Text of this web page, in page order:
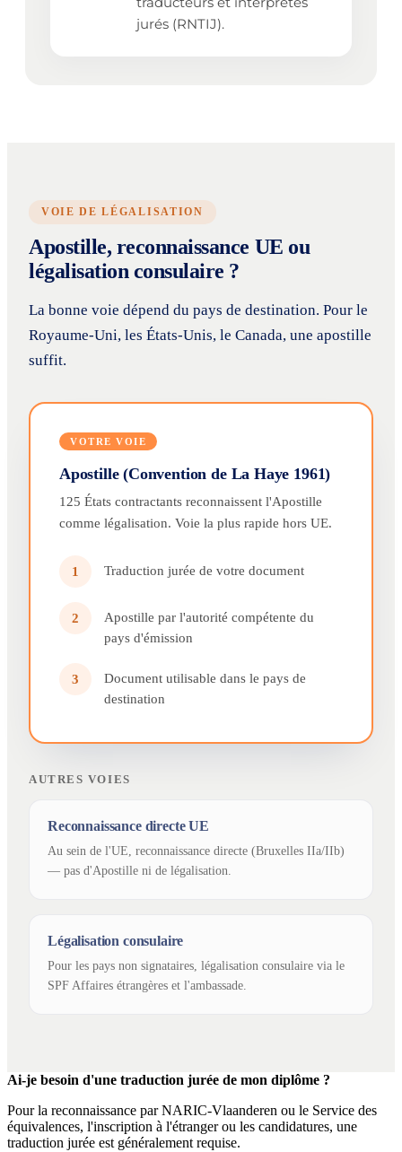
jurés (RNTIJ).
VOIE DE LÉGALISATION
Apostille, reconnaissance UE ou
légalisation consulaire ?
La bonne voie dépend du pays de destination. Pour le
Royaume-Uni, les États-Unis, le Canada, une apostille
suffit.
VOTRE VOIE
Apostille (Convention de La Haye 1961)
125 États contractants reconnaissent l'Apostille
comme légalisation. Voie la plus rapide hors UE.
1 Traduction jurée de votre document
2
Apostille par l'autorité compétente du
pays d'émission
3
Document utilisable dans le pays de
destination
AUTRES VOIES
Reconnaissance directe UE
Au sein de l'UE, reconnaissance directe (Bruxelles IIa/IIb)
— pas d'Apostille ni de légalisation.
Légalisation consulaire
Pour les pays non signataires, légalisation consulaire via le
SPF Affaires étrangères et l'ambassade.
Ai-je besoin d'une traduction jurée de mon diplôme ?
Pour la reconnaissance par NARIC-Vlaanderen ou le Service des
équivalences, l'inscription à l'étranger ou les candidatures, une
traduction jurée est généralement requise.